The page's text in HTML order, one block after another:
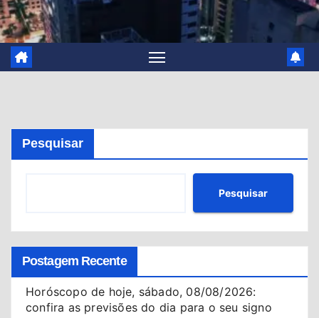
Pesquisar
Pesquisar
Postagem Recente
Horóscopo de hoje, sábado, 08/08/2026:
confira as previsões do dia para o seu signo